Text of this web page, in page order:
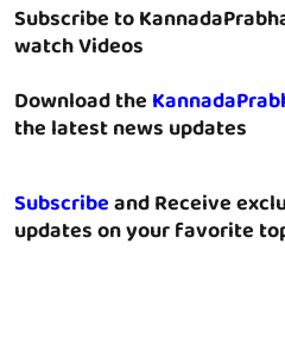
Subscribe to
watch Videos
Download the
the latest news updates
Subscribeand Receive
updates on your favorite